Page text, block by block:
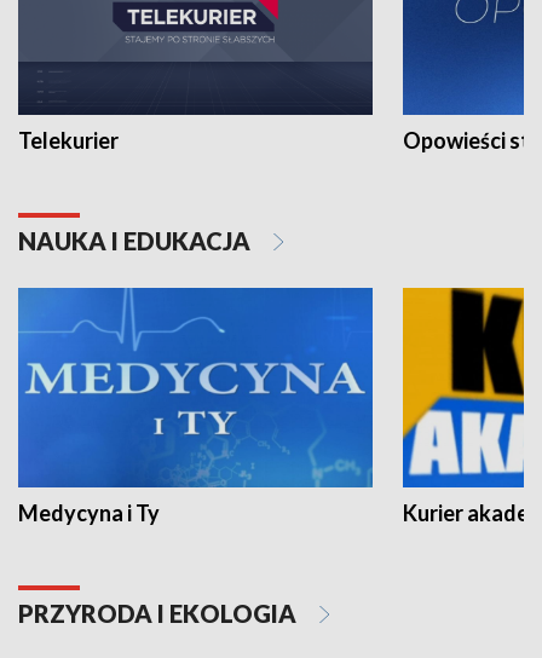
Telekurier Opowieści
NAUKA I EDUKACJA
Medycyna i Ty Kurier
PRZYRODA I EKOLOGIA